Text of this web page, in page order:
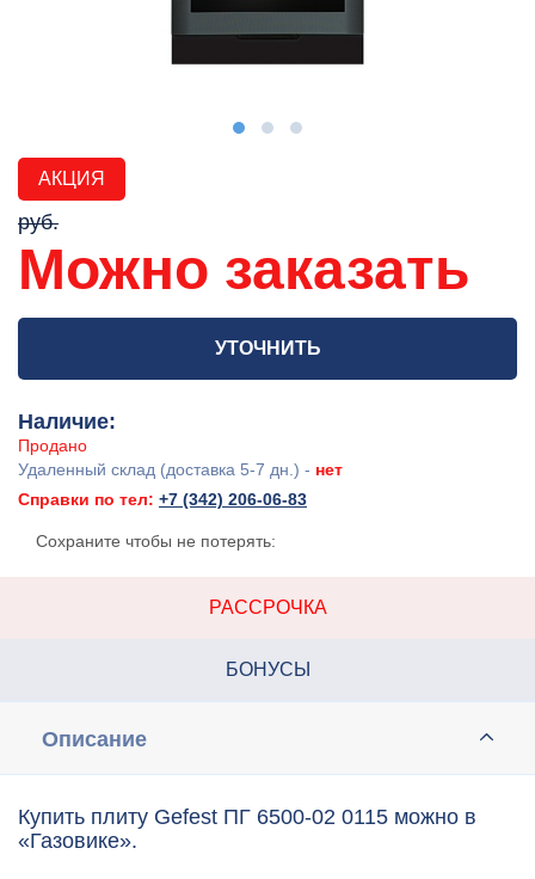
АКЦИЯ
руб.
Можно заказать
УТОЧНИТЬ
Наличие:
Продано
Удаленный склад (доставка 5-7 дн.) - нет
Справки по тел: +7 (342) 206-06-83
Сохраните чтобы не потерять:
РАССРОЧКА
БОНУСЫ
Описание
Купить плиту Gefest ПГ 6500-02 0115 можно в
«Газовике».